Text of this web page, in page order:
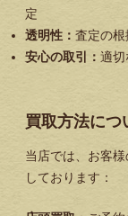
定
透明性： 査定の
安心の取引： 適切
買取方法につ
当店では、お客
しております：